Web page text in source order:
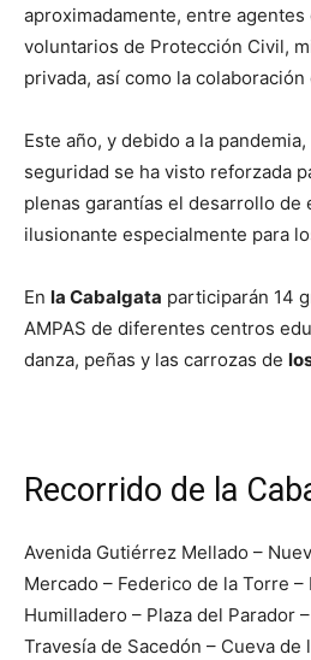
aproximadamente, entre agentes
voluntarios de Protección Civil,
privada, así como la colaboración
Este año, y debido a la
seguridad se ha visto reforzada
plenas garantías el desarrollo de
ilusionante especialmente para
En la Cabalgata participarán 14
AMPAS de diferentes centros
danza, peñas y las carrozas de
Recorrido de la
Avenida Gutiérrez Mellado –
Mercado – Federico de la Torre
Humilladero – Plaza del Parador
Travesía de Sacedón – Cueva de